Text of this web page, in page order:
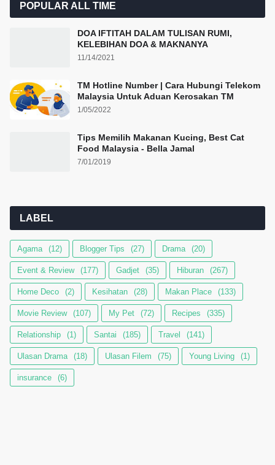
POPULAR ALL TIME
DOA IFTITAH DALAM TULISAN RUMI,
KELEBIHAN DOA & MAKNANYA
11/14/2021
TM Hotline Number | Cara Hubungi Telekom
Malaysia Untuk Aduan Kerosakan TM
1/05/2022
Tips Memilih Makanan Kucing, Best Cat
Food Malaysia - Bella Jamal
7/01/2019
LABEL
Agama (12) Blogger Tips (27) Drama (20)
Event & Review (177) Gadjet (35) Hiburan (267)
Home Deco (2) Kesihatan (28) Makan Place (133)
Movie Review (107) My Pet (72) Recipes (335)
Relationship (1) Santai (185) Travel (141)
Ulasan Drama (18) Ulasan Filem (75) Young Living (1)
insurance (6)